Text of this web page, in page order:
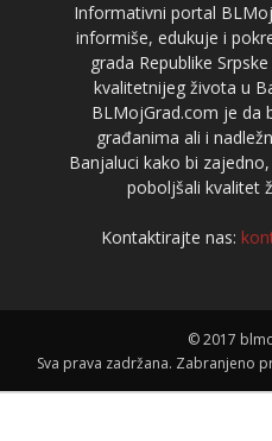
Informativni portal
informiše, edukuje i
grada Republike
kvalitetnijeg života u
BLMojGrad.com je da
građanima ali i
Banjaluci kako bi
poboljšali kvalitet
Kontaktirajte nas:
© 2017
Sva prava zadržana. Zabranjeno